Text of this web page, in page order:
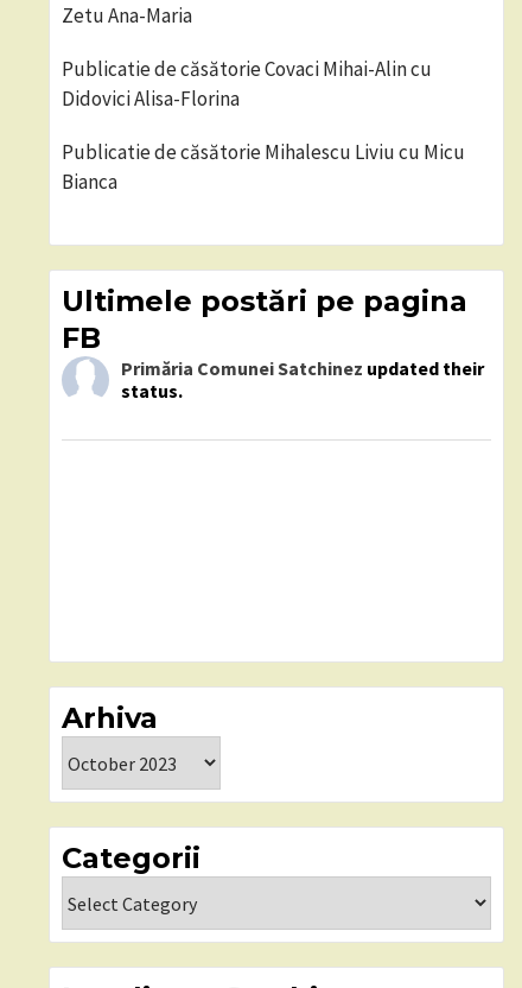
Zetu Ana-Maria
Publicatie de căsătorie Covaci Mihai-Alin cu
Didovici Alisa-Florina
Publicatie de căsătorie Mihalescu Liviu cu Micu
Bianca
Ultimele postări pe pagina
FB
Primăria Comunei Satchinez updated their
status.
Arhiva
Categorii